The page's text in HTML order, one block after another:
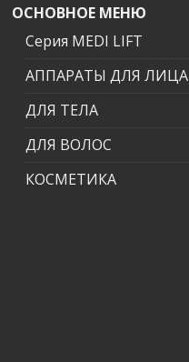
ОСНОВНОЕ МЕНЮ
Серия MEDI LIFT
АППАРАТЫ ДЛЯ ЛИЦА
ДЛЯ ТЕЛА
ДЛЯ ВОЛОС
КОСМЕТИКА